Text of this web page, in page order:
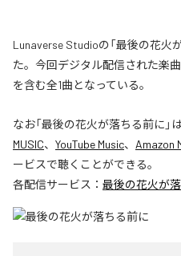
Lunaverse Studioの「最後の花火
た。今回デジタル配信された楽
を含む全1曲となっている。
なお「最後の花火が落ちる前に 」
MUSIC、 YouTube Music、 Amazon
ービスで聴くことができる。
各配信サービス： 最後の花火が